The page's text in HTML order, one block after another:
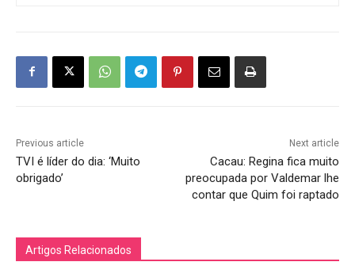
Previous article
TVI é líder do dia: ‘Muito
obrigado’
Next article
Cacau: Regina fica muito
preocupada por Valdemar lhe
contar que Quim foi raptado
Artigos Relacionados